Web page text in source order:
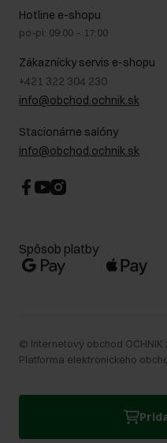
Bezpečné nakupovanie
Blog
Najčastejšie kladené otázky
GDPR - Zásady ochrany
Právne informácie
Hotline e-shopu
po-pi: 09:00 – 17:00
Zákaznícky servis e-shopu
+421 322 304 230
info@obchod.ochnik.sk
Stacionárne salóny
info@obchod.ochnik.sk
Spôsob platby
© Internetový obchod OCHNIK
Platforma elektronického